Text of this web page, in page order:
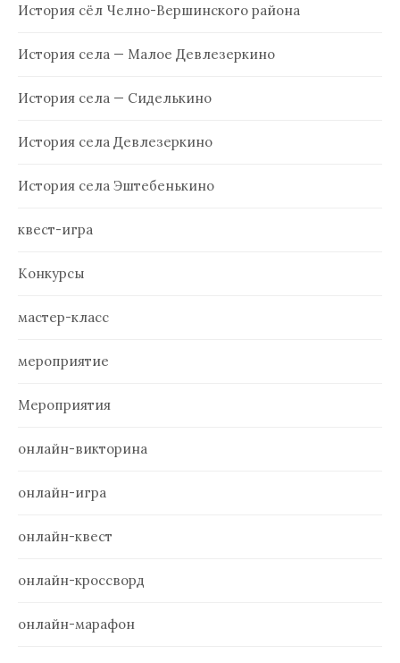
История сёл Челно-Вершинского района
История села — Малое Девлезеркино
История села — Сиделькино
История села Девлезеркино
История села Эштебенькино
квест-игра
Конкурсы
мастер-класс
мероприятие
Мероприятия
онлайн-викторина
онлайн-игра
онлайн-квест
онлайн-кроссворд
онлайн-марафон